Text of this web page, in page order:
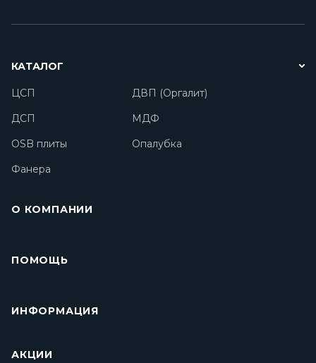
КАТАЛОГ
ЦСП
ДВП (Оргалит)
ДСП
МДФ
OSB плиты
Опалубка
Фанера
О КОМПАНИИ
ПОМОЩЬ
ИНФОРМАЦИЯ
АКЦИИ